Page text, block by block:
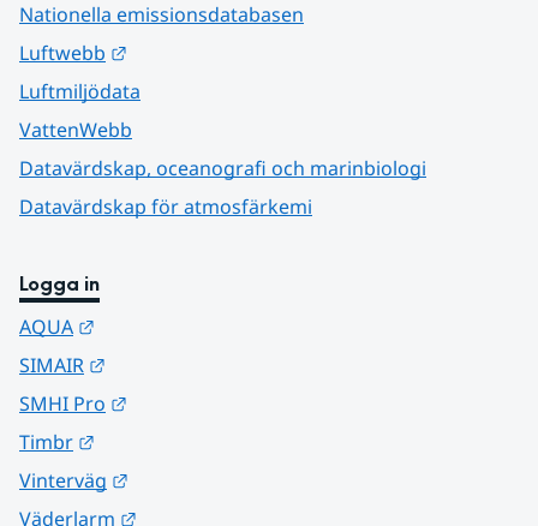
Nationella emissionsdatabasen
Luftwebb
Luftmiljödata
VattenWebb
Datavärdskap, oceanografi och marinbiologi
Datavärdskap för atmosfärkemi
Logga in
AQUA
SIMAIR
SMHI Pro
Timbr
Vinterväg
Väderlarm